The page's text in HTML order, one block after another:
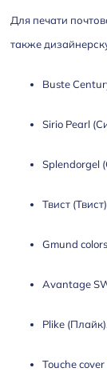
Для печати
также
Buste
Sirio Pearl
Splendorgel
Твист
Gmund
Avantage
Plike (Плайк).
Touche